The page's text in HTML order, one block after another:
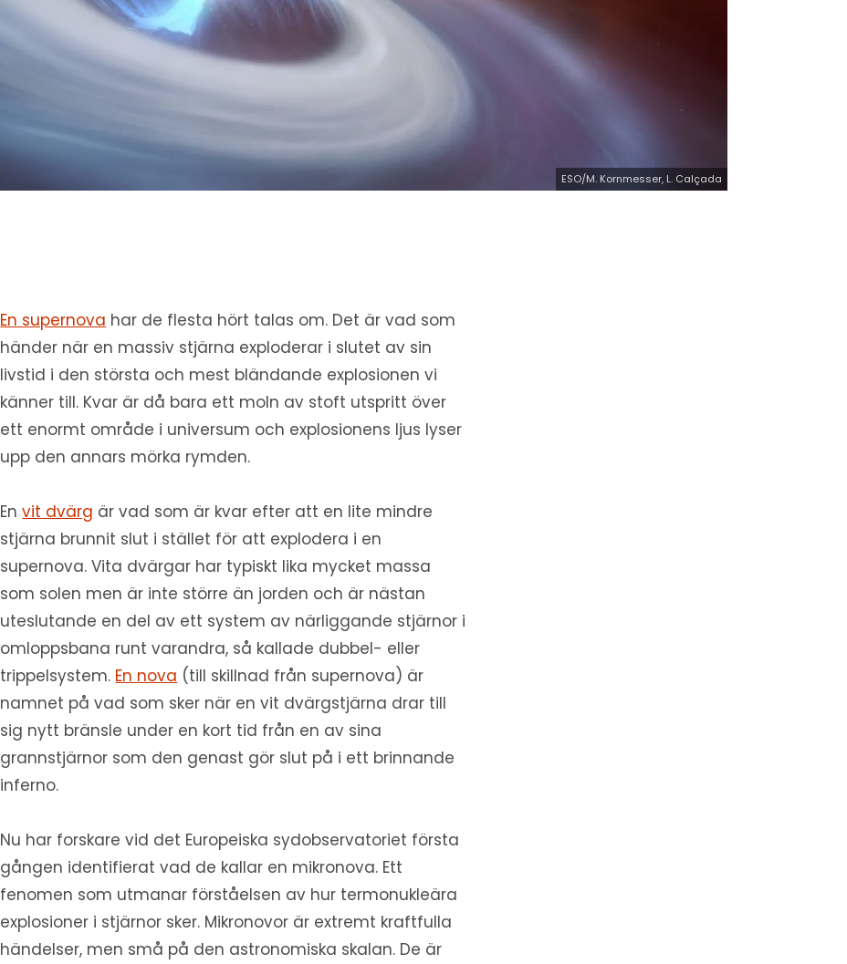
ESO/M. Kornmesser, L. Calçada
En supernova har de flesta hört talas om. Det är vad som
händer när en massiv stjärna exploderar i slutet av sin
livstid i den största och mest bländande explosionen vi
känner till. Kvar är då bara ett moln av stoft utspritt över
ett enormt område i universum och explosionens ljus lyser
upp den annars mörka rymden.
Envit dvärg är vad som är kvar efter att en lite mindre
stjärna brunnit slut i stället för att explodera i en
supernova. Vita dvärgar har typiskt lika mycket massa
som solen men är inte större än jorden och är nästan
uteslutande en del av ett system av närliggande stjärnor i
omloppsbana runt varandra, så kallade dubbel- eller
trippelsystem. En nova (till skillnad från supernova) är
namnet på vad som sker när en vit dvärgstjärna drar till
sig nytt bränsle under en kort tid från en av sina
grannstjärnor som den genast gör slut på i ett brinnande
inferno.
Nu har forskare vid det Europeiska sydobservatoriet första
gången identifierat vad de kallar en mikronova. Ett
fenomen som utmanar förståelsen av hur termonukleära
explosioner i stjärnor sker. Mikronovor är extremt kraftfulla
händelser, men små på den astronomiska skalan. De är